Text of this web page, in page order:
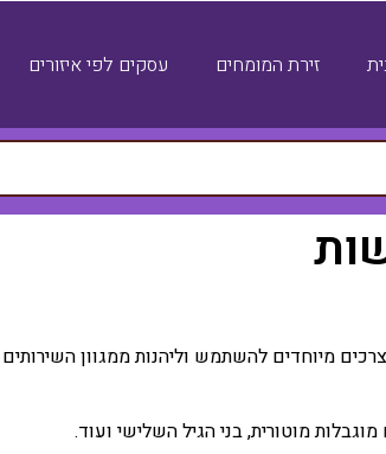
זירת המומחים עסקים לפי איזורים
מיוחדים להשתמש וליהנות ממגוון
מוטורית, בני הגיל השלישי ועוד.